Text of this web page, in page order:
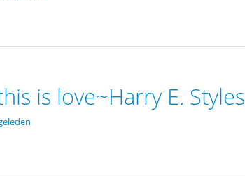
is love~Harry E. Styles